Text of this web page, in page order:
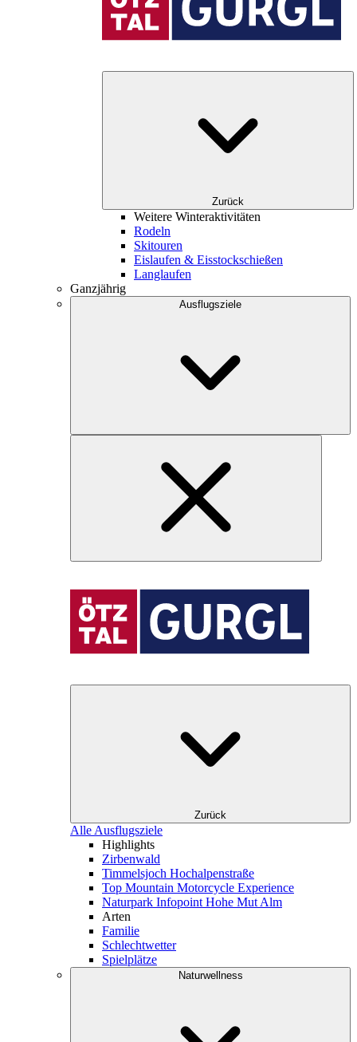
Zurück
Weitere Winteraktivitäten
Rodeln
Skitouren
Eislaufen & Eisstockschießen
Langlaufen
Ganzjährig
Ausflugsziele
Zurück
Alle Ausflugsziele
Highlights
Zirbenwald
Timmelsjoch Hochalpenstraße
Top Mountain Motorcycle Experience
Naturpark Infopoint Hohe Mut Alm
Arten
Familie
Schlechtwetter
Spielplätze
Naturwellness